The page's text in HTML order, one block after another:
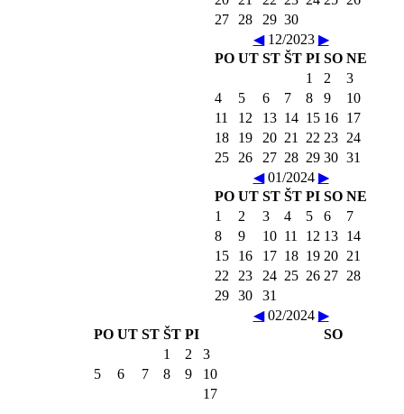
27
28 29 30
◀12/2023 ▶
PO UT ST ŠT PI SO NE
1
2
3
4
5 6 7 8 9
10
11
12 13 14 15 16 17
18
19 20 21 22 23 24
25
26 27 28 29 30 31
◀01/2024 ▶
PO UT ST ŠT PI SO NE
1
2 3 4 5 6
7
8
9 10 11 12 13 14
15
16 17 18 19 20 21
22
23 24 25 26 27 28
29 30
31
◀02/2024 ▶
PO UT ST ŠT PI
SO
1
2
3
5
6 7 8 9 10
17